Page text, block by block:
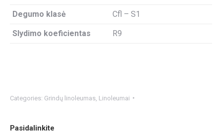
Degumo klasė Cfl – S1
Slydimo koeficientas R9
Categories: Grindų linoleumas Linoleumai
Pasidalinkite